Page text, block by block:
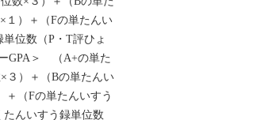
１）＋（Fの単たんい
位数（P・T評ひょ
GPA＞ （A+の単た
３）＋（Bの単たんい
＋（Fの単たんいすう
んいすう録単位数